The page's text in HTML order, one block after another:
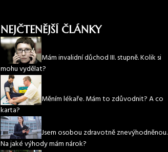
NEJČTENĚJŠÍ ČLÁNKY
Mám invalidní důchod III. stupně. Kolik si
mohu vydělat?
Měním lékaře. Mám to zdůvodnit? A co
karta?
Jsem osobou zdravotně znevýhodněnou.
Na jaké výhody mám nárok?